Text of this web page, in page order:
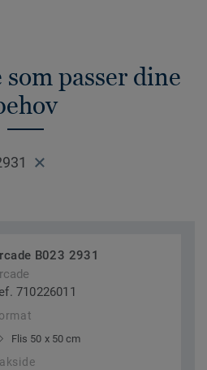
passer dine
B023 2931
710226011
Flis 50 x 50 cm